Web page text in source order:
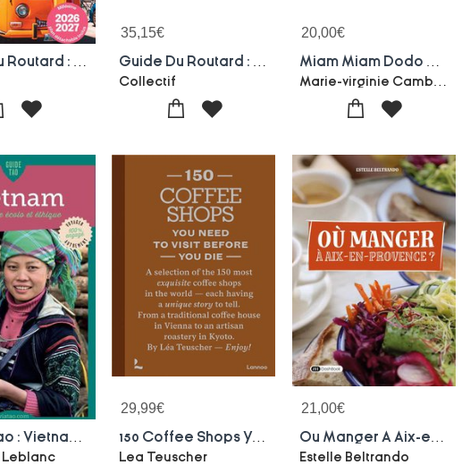
35,15€
Collectif
20,00€
29,99€
Lea Teuscher
21,00€
Estelle Beltrando